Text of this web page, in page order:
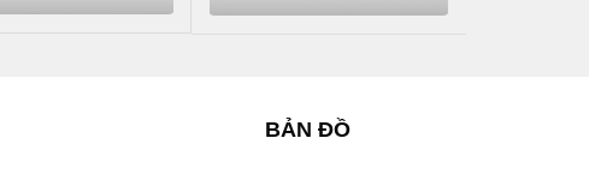
BẢN ĐỒ